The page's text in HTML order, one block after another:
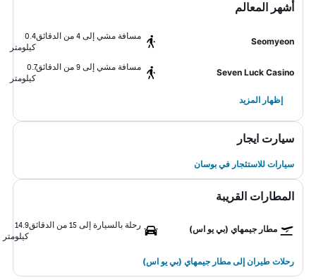
أشهر المعالم
Seomyeon
مسافة مشي إلى 4 من الدقائق
0.4
كيلومتر
Seven Luck Casino
مسافة مشي إلى 9 من الدقائق
0.7
كيلومتر
إظهار المزيد
سيارت ايجار
سيارات للاستئجار في بوسان
المطارات القريبة
مطار جيمهاي (بي يو اس) رحلة بالسيارة إلى 15 من الدقائق
14.9
كيلومتر
رحلات طيران إلى مطار جيمهاي (بي يو اس)